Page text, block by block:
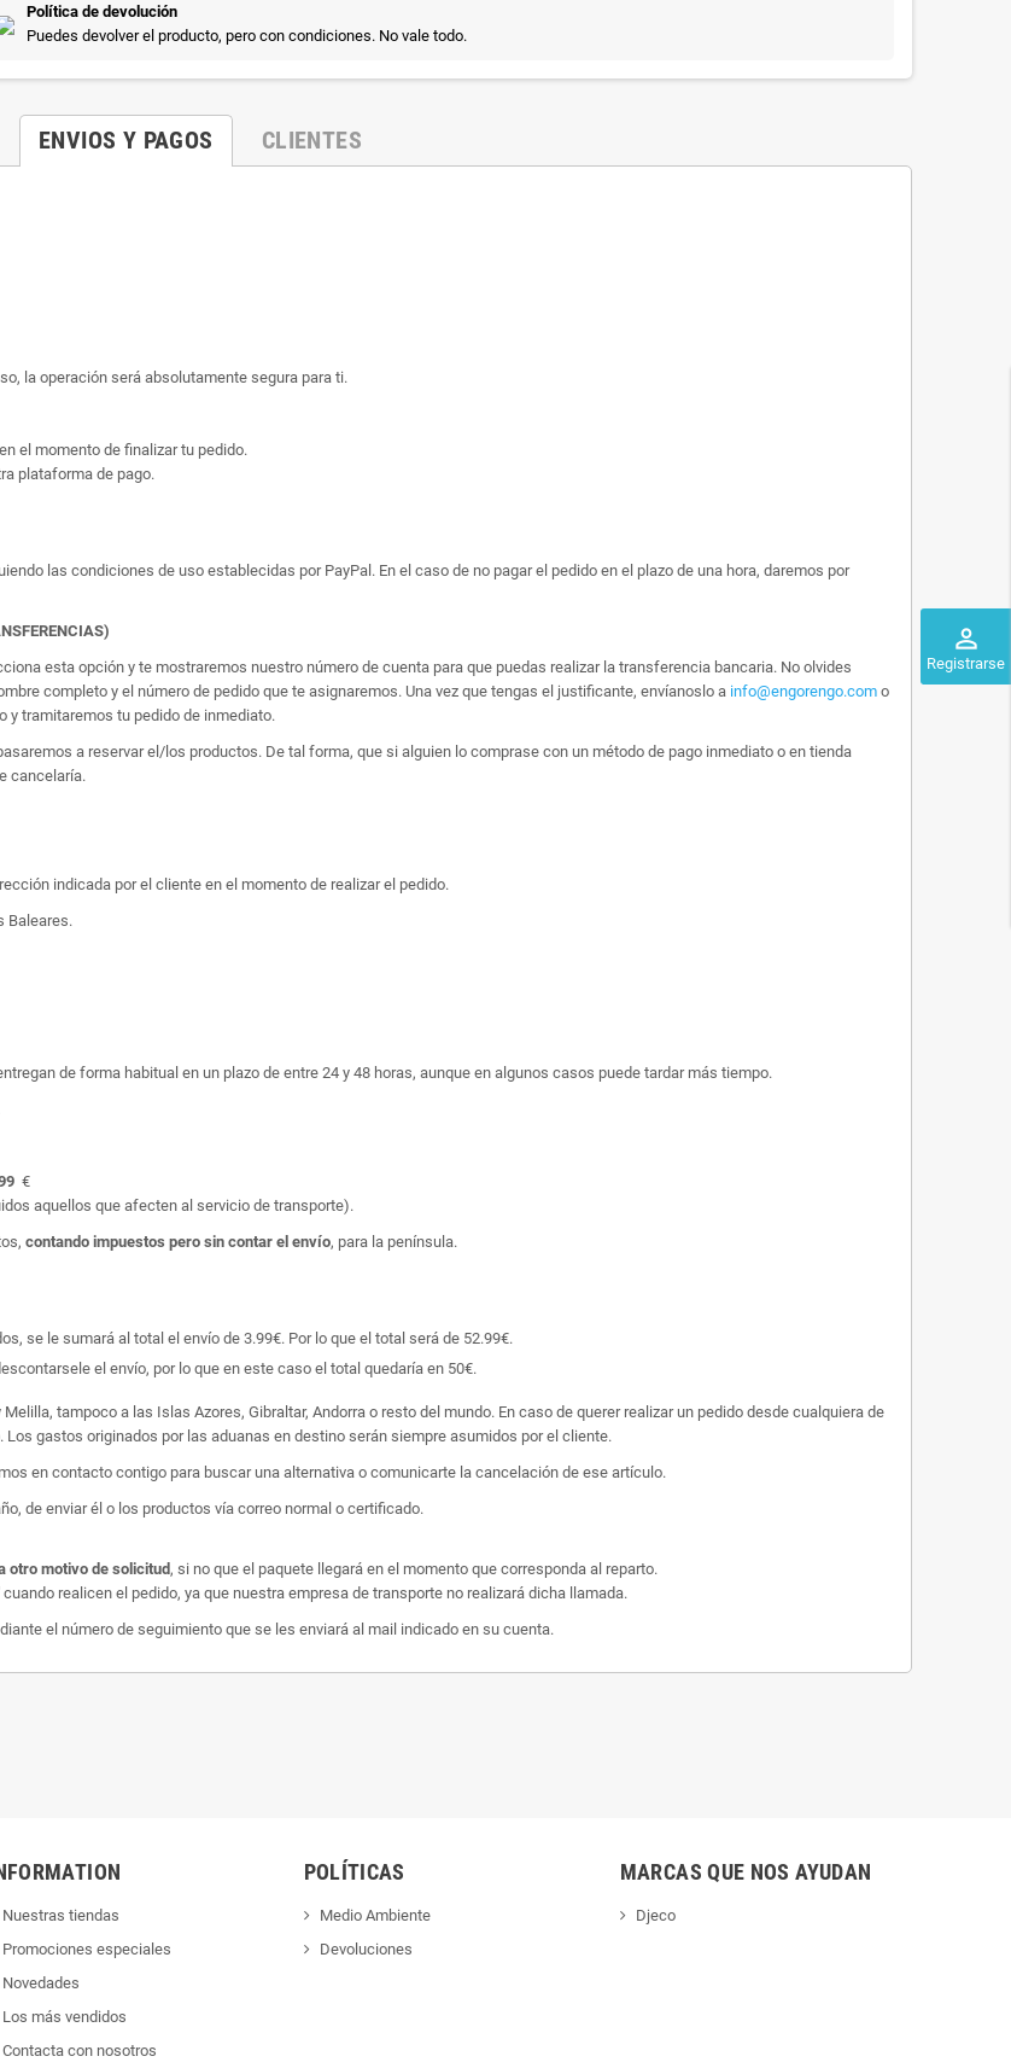
perm_identity
Registrarse
Política de devolución
Puedes devolver el producto, pero con condiciones. No vale todo.
ENVIOS Y PAGOS CLIENTES
la operación será absolutamente segura para ti.
el momento de finalizar tu pedido.
plataforma de pago.
las condiciones de uso establecidas por PayPal. En el caso de no pagar el pedido en el plazo de una hora, daremos por
esta opción y te mostraremos nuestro número de cuenta para que puedas realizar la transferencia bancaria. No olvides
completo y el número de pedido que te asignaremos. Una vez que tengas el justificante, envíanoslo a info@engorengo.com o
y tramitaremos tu pedido de inmediato.
a reservar el/los productos. De tal forma, que si alguien lo comprase con un método de pago inmediato o en tienda
cancelaría.
indicada por el cliente en el momento de realizar el pedido.
Baleares.
de forma habitual en un plazo de entre 24 y 48 horas, aunque en algunos casos puede tardar más tiempo.
€
aquellos que afecten al servicio de transporte).
contando impuestos pero sin contar el envío, para la península.
se le sumará al total el envío de 3.99€. Por lo que el total será de 52.99€.
el envío, por lo que en este caso el total quedaría en 50€.
tampoco a las Islas Azores, Gibraltar, Andorra o resto del mundo. En caso de querer realizar un pedido desde cualquiera de
gastos originados por las aduanas en destino serán siempre asumidos por el cliente.
en contacto contigo para buscar una alternativa o comunicarte la cancelación de ese artículo.
de enviar él o los productos vía correo normal o certificado.
otro motivo de solicitud , si no que el paquete llegará en el momento que corresponda al reparto.
realicen el pedido, ya que nuestra empresa de transporte no realizará dicha llamada.
el número de seguimiento que se les enviará al mail indicado en su cuenta.
Nuestras tiendas
Promociones especiales
Novedades
Los más vendidos
Contacta con nosotros
POLÍTICAS
Medio Ambiente
Devoluciones
MARCAS QUE NOS AYUDAN
Djeco